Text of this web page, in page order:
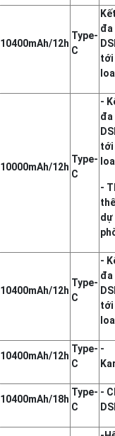
10400mAh/12h
Type-
C
đa
tới
10000mAh/12h
Type-
C
-
đa
tới
loa
-
dự
10400mAh/12h
Type-
C
-
đa
tới
10400mAh/12h
Type-
C
-
10400mAh/18h
Type-
C
-